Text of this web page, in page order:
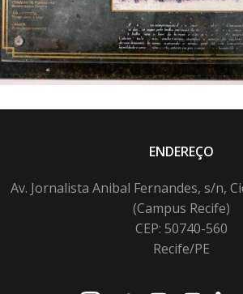
ENDEREÇO
Av. Jornalista Anibal Fernandes, s/n,
(Campus Recife)
CEP: 50740-560
Recife/PE